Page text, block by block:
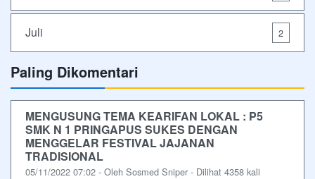
Juli 2
Paling Dikomentari
MENGUSUNG TEMA KEARIFAN LOKAL : P5
SMK N 1 PRINGAPUS SUKES DENGAN
MENGGELAR FESTIVAL JAJANAN
TRADISIONAL
05/11/2022 07:02 - Oleh Sosmed Sniper - Dilihat 4358 kali